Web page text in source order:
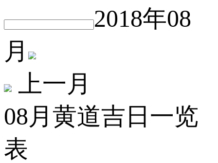
2018年08
月
上一月
08月黄道吉日一览
表